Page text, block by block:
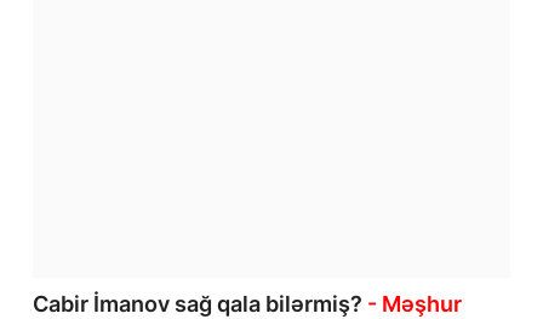
Cabir İmanov sağ qala bilərmiş? - Məşhur